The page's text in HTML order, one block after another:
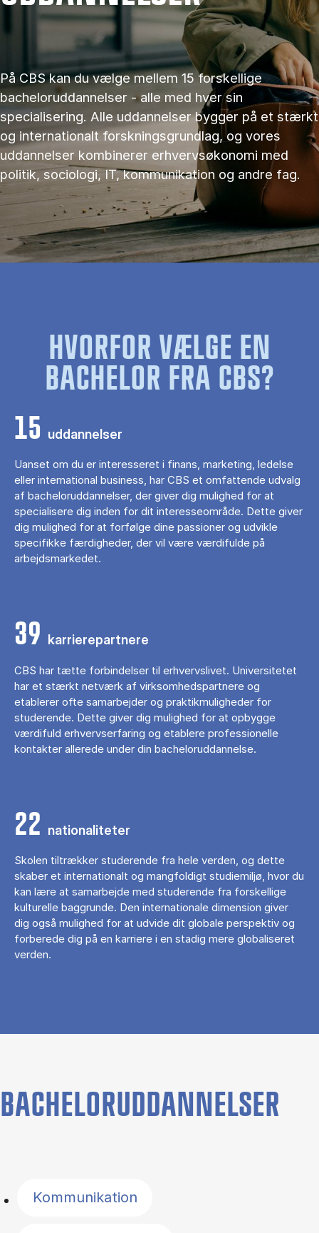
På CBS kan du vælge mellem 15 forskellige
bacheloruddannelser - alle med hver sin
specialisering. Alle uddannelser bygger på et stærkt
og internationalt forskningsgrundlag, og vores
uddannelser kombinerer erhvervsøkonomi med
politik, sociologi, IT, kommunikation og andre fag.
HVORFOR VÆLGE EN
BACHELOR FRA CBS?
15 uddannelser
Uanset om du er interesseret i finans, marketing, ledelse
eller international business, har CBS et omfattende udvalg
af bacheloruddannelser, der giver dig mulighed for at
specialisere dig inden for dit interesseområde. Dette giver
dig mulighed for at forfølge dine passioner og udvikle
specifikke færdigheder, der vil være værdifulde på
arbejdsmarkedet.
39 karrierepartnere
CBS har tætte forbindelser til erhvervslivet. Universitetet
har et stærkt netværk af virksomhedspartnere og
etablerer ofte samarbejder og praktikmuligheder for
studerende. Dette giver dig mulighed for at opbygge
værdifuld erhvervserfaring og etablere professionelle
kontakter allerede under din bacheloruddannelse.
22 nationaliteter
Skolen tiltrækker studerende fra hele verden, og dette
skaber et internationalt og mangfoldigt studiemiljø, hvor du
kan lære at samarbejde med studerende fra forskellige
kulturelle baggrunde. Den internationale dimension giver
dig også mulighed for at udvide dit globale perspektiv og
forberede dig på en karriere i en stadig mere globaliseret
verden.
BACHELORUDDANNELSER
Kommunikation